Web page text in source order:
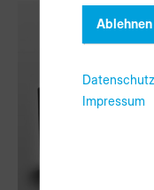
Ablehnen
Impressum